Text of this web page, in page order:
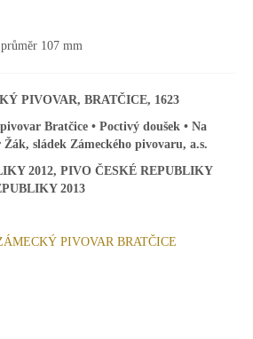
107 mm
PIVOVAR, BRATČICE, 1623
Bratčice • Poctivý doušek • Na
sládek Zámeckého pivovaru, a.s.
2012, PIVO ČESKÉ REPUBLIKY
2013
PIVOVAR BRATČICE